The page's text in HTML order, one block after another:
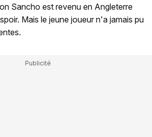
Sancho est revenu en Angleterre
Mais le jeune joueur n'a jamais pu